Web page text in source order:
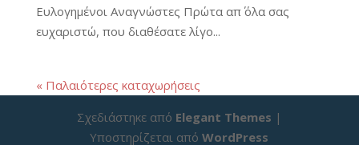
Ευλογημένοι Αναγνώστες Πρώτα απ΄ όλα σας
ευχαριστώ, που διαθέσατε λίγο...
« Παλαιότερες καταχωρήσεις
Σχεδιάστηκε από Elegant Themes |
Υποστηρίζεται απόWordPress